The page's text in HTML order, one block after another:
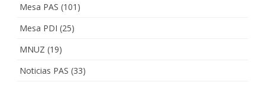
Mesa PAS (101)
Mesa PDI (25)
MNUZ (19)
Noticias PAS (33)